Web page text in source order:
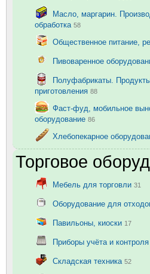
Масло, маргарин.
обработка 58
Общественное питание,
Пивоваренное
Полуфабрикаты.
приготовления 88
Фаст-фуд, мобильное
оборудование 86
Хлебопекарное
Торговое
Мебель для торговли 31
Оборудование для
Павильоны, киоски 17
Приборы учёта и контроля
Складская техника 52